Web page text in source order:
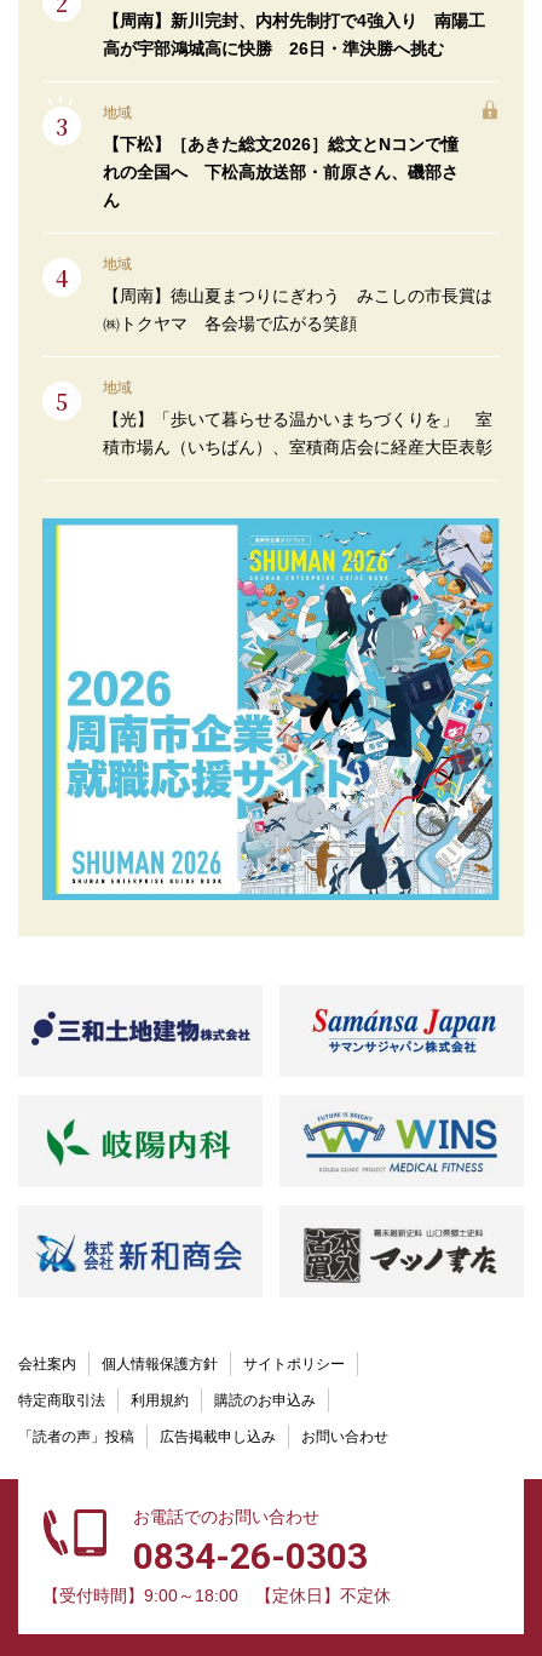
【周南】新川完封、内村先制打で4強入り 南陽工
高が宇部鴻城高に快勝 26日・準決勝へ挑む
地域
【下松】［あきた総文2026］総文とNコンで憧
れの全国へ 下松高放送部・前原さん、磯部さ
ん
地域
【周南】徳山夏まつりにぎわう みこしの市長賞は
㈱トクヤマ 各会場で広がる笑顔
地域
【光】「歩いて暮らせる温かいまちづくりを」 室
積市場ん（いちばん）、室積商店会に経産大臣表彰
会社案内 個人情報保護方針 サイトポリシー
特定商取引法 利用規約 購読のお申込み
「読者の声」投稿 広告掲載申し込み お問い合わせ
お電話でのお問い合わせ
0834-26-0303
【受付時間】9:00～18:00 【定休日】不定休